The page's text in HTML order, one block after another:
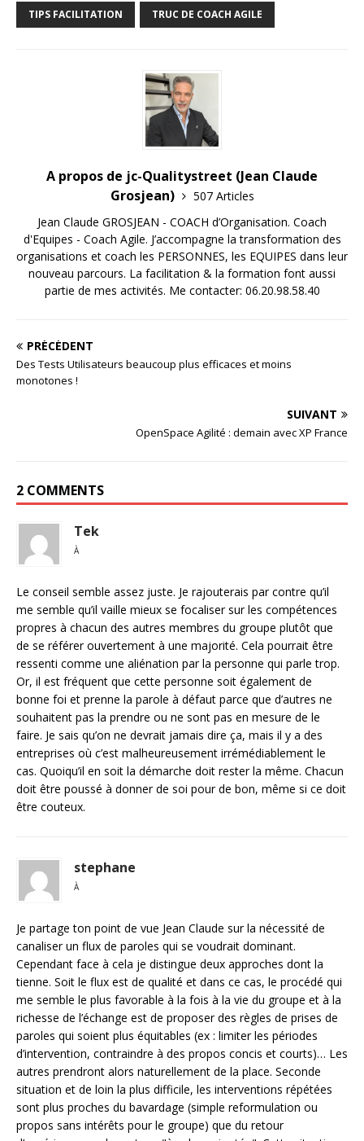
TIPS FACILITATION TRUC DE COACH AGILE
A propos de jc-Qualitystreet (Jean Claude
Grosjean)
507 Articles
Jean Claude GROSJEAN - COACH d’Organisation. Coach
d'Equipes - Coach Agile. J’accompagne la transformation des
organisations et coach les PERSONNES, les EQUIPES dans leur
nouveau parcours. La facilitation & la formation font aussi
partie de mes activités. Me contacter: 06.20.98.58.40
PRÉCÉDENT
Des Tests Utilisateurs beaucoup plus efficaces et moins
monotones !
SUIVANT
OpenSpace Agilité : demain avec XP France
2 COMMENTS
Tek
À
Le conseil semble assez juste. Je rajouterais par contre qu’il
me semble qu’il vaille mieux se focaliser sur les compétences
propres à chacun des autres membres du groupe plutôt que
de se référer ouvertement à une majorité. Cela pourrait être
ressenti comme une aliénation par la personne qui parle trop.
Or, il est fréquent que cette personne soit également de
bonne foi et prenne la parole à défaut parce que d’autres ne
souhaitent pas la prendre ou ne sont pas en mesure de le
faire. Je sais qu’on ne devrait jamais dire ça, mais il y a des
entreprises où c’est malheureusement irrémédiablement le
cas. Quoiqu’il en soit la démarche doit rester la même. Chacun
doit être poussé à donner de soi pour de bon, même si ce doit
être couteux.
stephane
À
Je partage ton point de vue Jean Claude sur la nécessité de
canaliser un flux de paroles qui se voudrait dominant.
Cependant face à cela je distingue deux approches dont la
tienne. Soit le flux est de qualité et dans ce cas, le procédé qui
me semble le plus favorable à la fois à la vie du groupe et à la
richesse de l’échange est de proposer des règles de prises de
paroles qui soient plus équitables (ex : limiter les périodes
d’intervention, contraindre à des propos concis et courts)… Les
autres prendront alors naturellement de la place. Seconde
situation et de loin la plus difficile, les interventions répétées
sont plus proches du bavardage (simple reformulation ou
propos sans intérêts pour le groupe) que du retour